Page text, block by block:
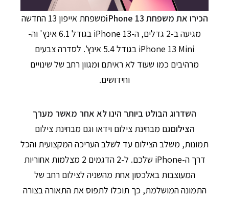
הכירו את משפחת iPhone 13
משפחת אייפון 13 החדשה
מגיעה ב-2 גדלים, ה-iPhone 13 בגודל 6.1 אינץ' וה-
iPhone 13 Mini בגודל 5.4 אינץ'. לסדרה צבעים
מרהיבים כמו שעוד לא ראיתם ומגוון רחב של שינויים
וחידושים.
השדרוג הבולט ביותר הינו לא אחר מאשר מערך
הצילוםגם מבחינת צילום וידאו וגם מבחינת צילום
תמונות, משלב הצילום עד לשלב העריכה המקצועית והכל
דרך ה-iPhone שלכם. ל-2 הדגמים 2 מצלמות אחוריות
המעוצבות באלכסון אחת מהשניה לצילום רחב של
התמונה המושלמת, כך תוכלו לתפוס את התאורה בצורה